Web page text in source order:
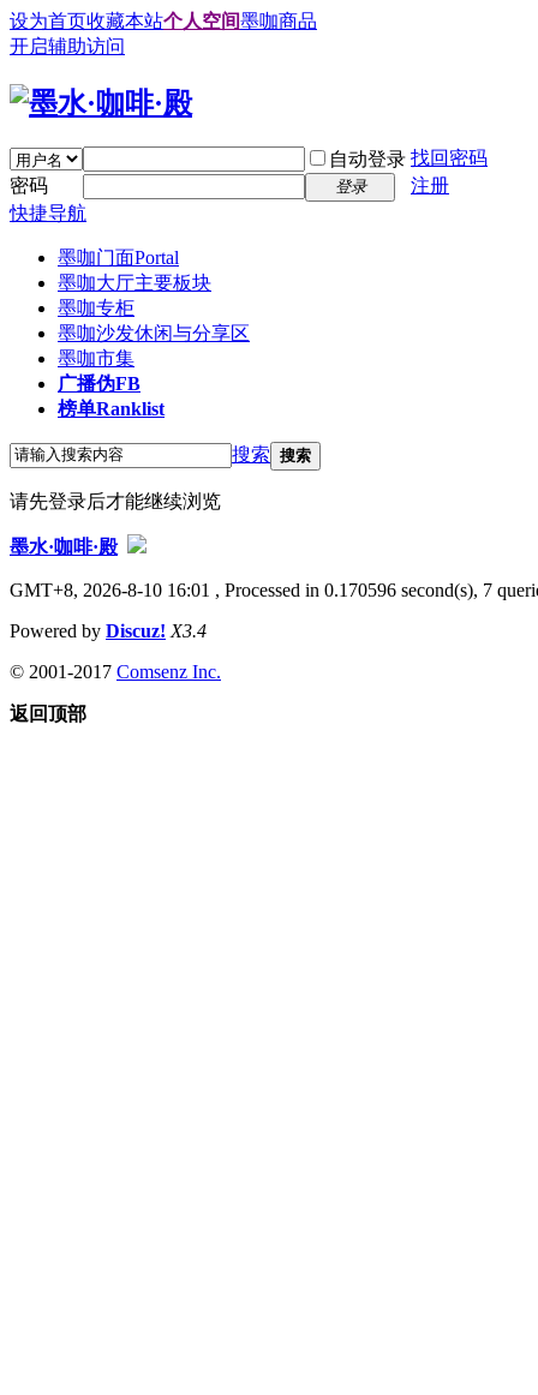
设为首页收藏本站个人空间墨咖商品
开启辅助访问
自动登录 找回密码
密码
登录
注册
快捷导航
墨咖门面Portal
墨咖大厅主要板块
墨咖专柜
墨咖沙发休闲与分享区
墨咖市集
广播伪FB
榜单Ranklist
搜索 搜索
请先登录后才能继续浏览
墨水·咖啡·殿
GMT+8, 2026-8-10 16:01 , Processed in 0.170596 second(s), 7
Powered by Discuz! X3.4
© 2001-2017 Comsenz Inc.
返回顶部